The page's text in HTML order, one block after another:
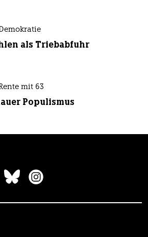
als Triebabfuhr
mit 63
Populismus